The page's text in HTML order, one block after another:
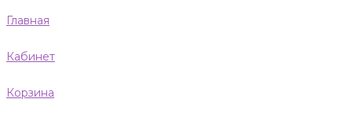
Главная
Кабинет
Корзина